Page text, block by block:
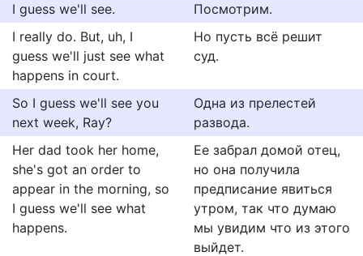
I guess we'll see.
Посмотрим.
I really do. But, uh, I
guess we'll just see what
happens in court.
Но пусть всё решит
суд.
So I guess we'll see you
next week, Ray?
Одна из прелестей
развода.
Her dad took her home,
she's got an order to
appear in the morning, so
I guess we'll see what
happens.
Ее забрал домой отец,
но она получила
предписание явиться
утром, так что думаю
мы увидим что из этого
выйдет.